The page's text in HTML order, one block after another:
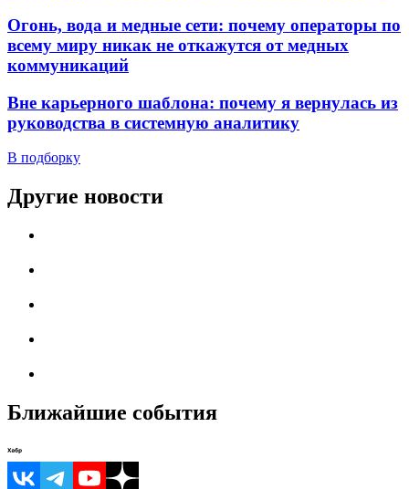
Огонь, вода и медные сети: почему операторы по
всему миру никак не откажутся от медных
коммуникаций
Вне карьерного шаблона: почему я вернулась из
руководства в системную аналитику
В подборку
Другие новости
Ближайшие события